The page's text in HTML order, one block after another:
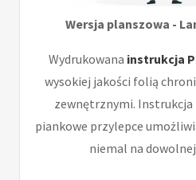
Wersja planszowa -
Wydrukowana instrukcja
wysokiej jakości folią
zewnętrznymi. Instrukcja
piankowe przylepce
niemal na